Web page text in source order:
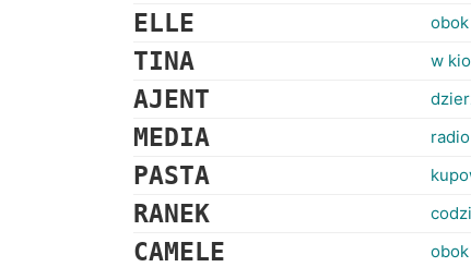
ELLE
TINA w
AJENT
MEDIA
PASTA
RANEK
CAMELE